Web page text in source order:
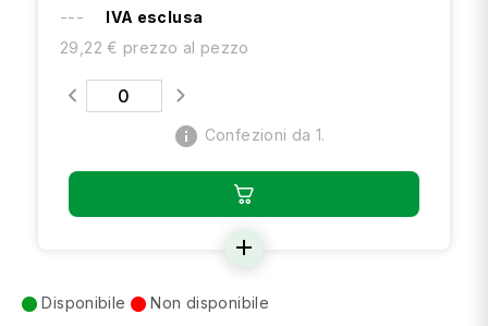
---
IVA esclusa
29,22 € prezzo al pezzo
info Confezioni da 1.
add
Disponibile Non disponibile